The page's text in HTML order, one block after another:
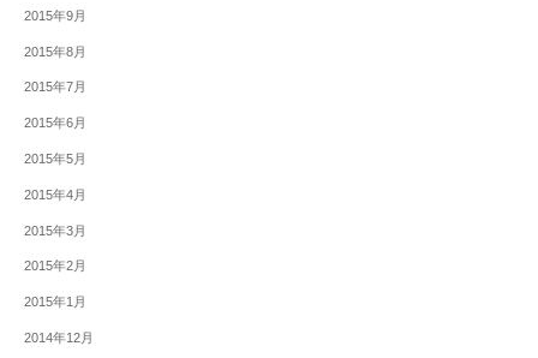
2015年9月
2015年8月
2015年7月
2015年6月
2015年5月
2015年4月
2015年3月
2015年2月
2015年1月
2014年12月